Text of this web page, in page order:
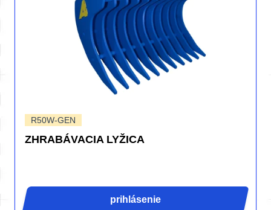
R50W-GEN
ZHRABÁVACIA LYŽICA
prihlásenie